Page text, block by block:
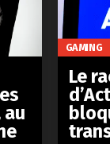
GAMING
Le